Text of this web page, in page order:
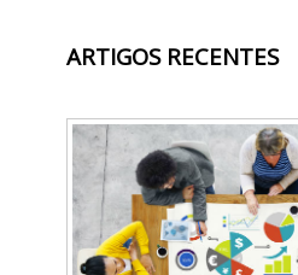
ARTIGOS RECENTES